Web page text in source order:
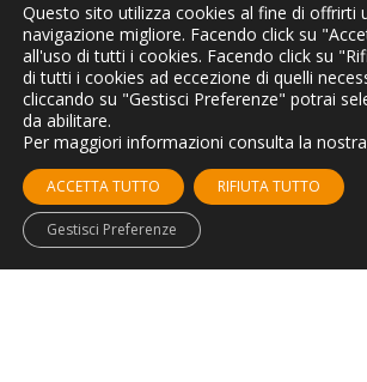
C.F./P.I.01281410553
CCIAA REAn. 1043916
Cap. Soc.€ 568.182,00
emailinfo@digi-one.eu
Intranet DiGi ONE
Privacy Policy
Cookie Policy
Corporate Social Responsibility
Questo sito utilizza cookies al fine di offrirti
navigazione migliore. Facendo click su
all'uso di tutti i cookies. Facendo click su
di tutti i cookies ad eccezione di quelli
cliccando su "Gestisci Preferenze" potrai
da abilitare.
Per maggiori informazioni consulta la nostra
ACCETTA TUTTO RIFIUTA TUTTO
Gestisci Preferenze